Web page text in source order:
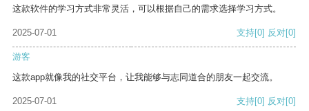
这款软件的学习方式非常灵活，可以根据自己的需求选择学习方式。
2025-07-01 支持[0] 反对[0]
游客
这款app就像我的社交平台，让我能够与志同道合的朋友一起交流。
2025-07-01 支持[0] 反对[0]